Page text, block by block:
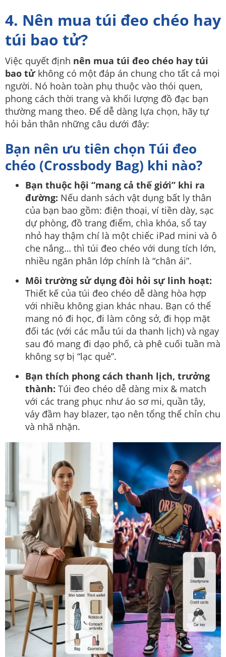
4. Nên mua túi đeo chéo hay
túi bao tử?
Việc quyết định nên mua túi đeo chéo hay túi
bao tửkhông có một đáp án chung cho tất cả mọi
người. Nó hoàn toàn phụ thuộc vào thói quen,
phong cách thời trang và khối lượng đồ đạc bạn
thường mang theo. Để dễ dàng lựa chọn, hãy tự
hỏi bản thân những câu dưới đây:
Bạn nên ưu tiên chọn Túi đeo
chéo (Crossbody Bag) khi nào?
Bạn thuộc hội “mang cả thế giới” khi ra
đường: Nếu danh sách vật dụng bất ly thân
của bạn bao gồm: điện thoại, ví tiền dày, sạc
dự phòng, đồ trang điểm, chìa khóa, sổ tay
nhỏ hay thậm chí là một chiếc iPad mini và ô
che nắng… thì túi đeo chéo với dung tích lớn,
nhiều ngăn phân lớp chính là “chân ái”.
Môi trường sử dụng đòi hỏi sự linh hoạt:
Thiết kế của túi đeo chéo dễ dàng hòa hợp
với nhiều không gian khác nhau. Bạn có thể
mang nó đi học, đi làm công sở, đi họp mặt
đối tác (với các mẫu túi da thanh lịch) và ngay
sau đó mang đi dạo phố, cà phê cuối tuần mà
không sợ bị “lạc quẻ”.
Bạn thích phong cách thanh lịch, trưởng
thành: Túi đeo chéo dễ dàng mix & match
với các trang phục như áo sơ mi, quần tây,
váy đầm hay blazer, tạo nên tổng thể chỉn chu
và nhã nhặn.